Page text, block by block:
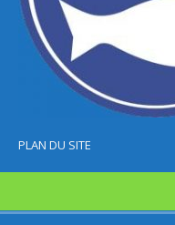
PLAN DU SITE